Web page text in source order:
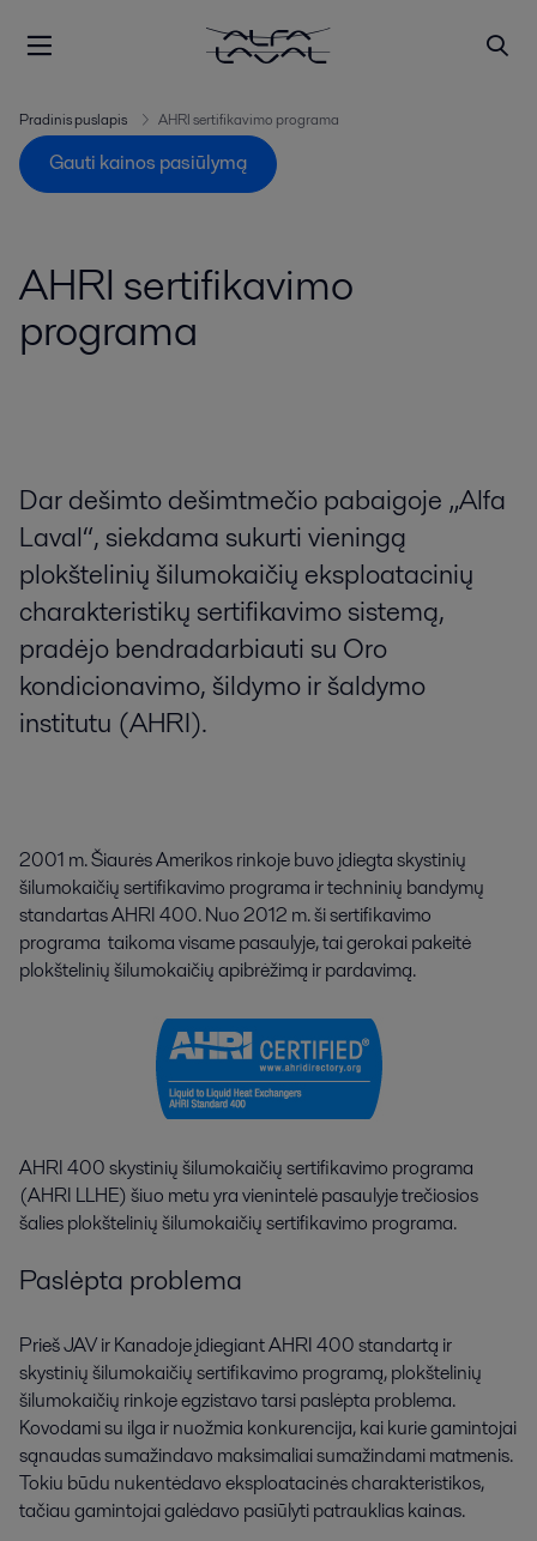
Pradinis puslapis AHRI sertifikavimo programa
Gauti kainos pasiūlymą
AHRI sertifikavimo
programa
Dar dešimto dešimtmečio pabaigoje „Alfa
Laval“, siekdama sukurti vieningą
plokštelinių šilumokaičių eksploatacinių
charakteristikų sertifikavimo sistemą,
pradėjo bendradarbiauti su Oro
kondicionavimo, šildymo ir šaldymo
institutu (AHRI).
2001 m. Šiaurės Amerikos rinkoje buvo įdiegta skystinių
šilumokaičių sertifikavimo programa ir techninių bandymų
standartas AHRI 400. Nuo 2012 m. ši sertifikavimo
programa taikoma visame pasaulyje, tai gerokai pakeitė
plokštelinių šilumokaičių apibrėžimą ir pardavimą.
AHRI 400 skystinių šilumokaičių sertifikavimo programa
(AHRI LLHE) šiuo metu yra vienintelė pasaulyje trečiosios
šalies plokštelinių šilumokaičių sertifikavimo programa.
Paslėpta problema
Prieš JAV ir Kanadoje įdiegiant AHRI 400 standartą ir
skystinių šilumokaičių sertifikavimo programą, plokštelinių
šilumokaičių rinkoje egzistavo tarsi paslėpta problema.
Kovodami su ilga ir nuožmia konkurencija, kai kurie gamintojai
sąnaudas sumažindavo maksimaliai sumažindami matmenis.
Tokiu būdu nukentėdavo eksploatacinės charakteristikos,
tačiau gamintojai galėdavo pasiūlyti patrauklias kainas.